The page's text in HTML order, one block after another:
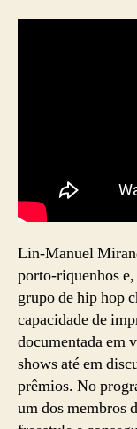
Lin-Manuel
porto-riquenhos
grupo de hip hop
capacidade de
documentada em
shows até em
prêmios. No
um dos membros